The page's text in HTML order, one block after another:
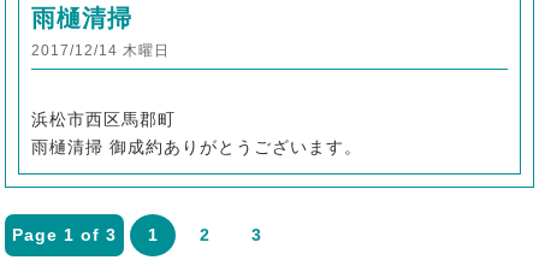
雨樋清掃
2017/12/14 木曜日
浜松市西区馬郡町
雨樋清掃 御成約ありがとうございます。
Page 1 of 3 1 2 3